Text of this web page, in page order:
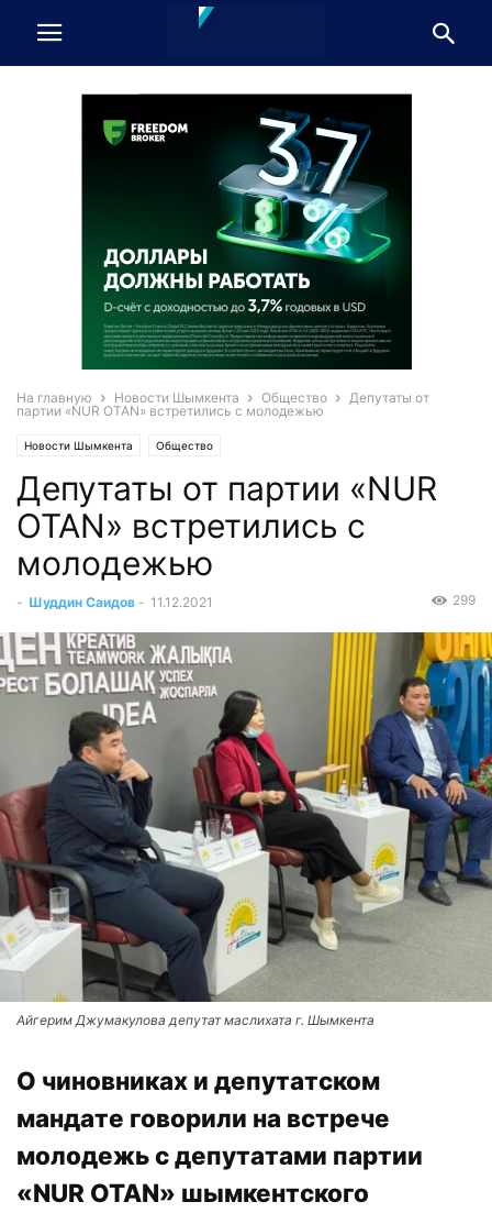
На главную Новости Шымкента Общество
Депутаты от
партии «NUR OTAN» встретились с молодежью
Новости Шымкента Общество
Депутаты от партии «NUR
OTAN» встретились с
молодежью
- Шуддин Саидов - 11.12.2021 299
Айгерим Джумакулова депутат маслихата г. Шымкента
О чиновниках и депутатском
мандате говорили на встрече
молодежь с депутатами партии
«NUR OTAN» шымкентского